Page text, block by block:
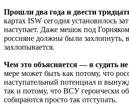
Прошли два года и двести
картах ISW сегодня установилось
наступает. Даже мешок под
россияне должны были захлопнуть,
захлопывается.
Чем это объясняется — я судить не
мере может быть как потому, что
наступательный потенциал и
так и потому, что ВСУ героически
собираются просто так отступать.